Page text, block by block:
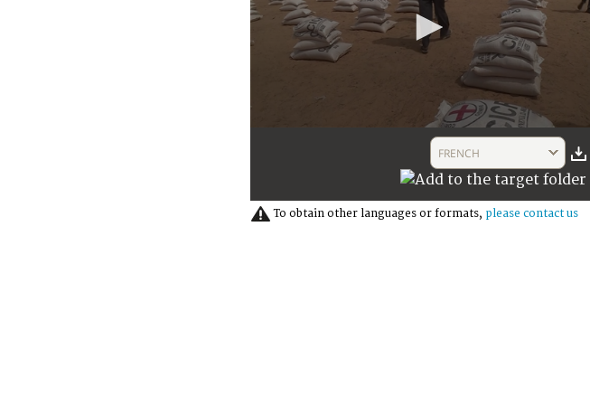
14
secondsVolume
FRENCH
To obtain other languages or formats, please contact us